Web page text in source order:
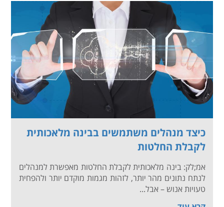
כיצד מנהלים משתמשים בבינה מלאכותית
לקבלת החלטות
אמ;לק: בינה מלאכותית לקבלת החלטות מאפשרת למנהלים
לנתח נתונים מהר יותר, לזהות מגמות מוקדם יותר ולהפחית
טעויות אנוש – אבל...